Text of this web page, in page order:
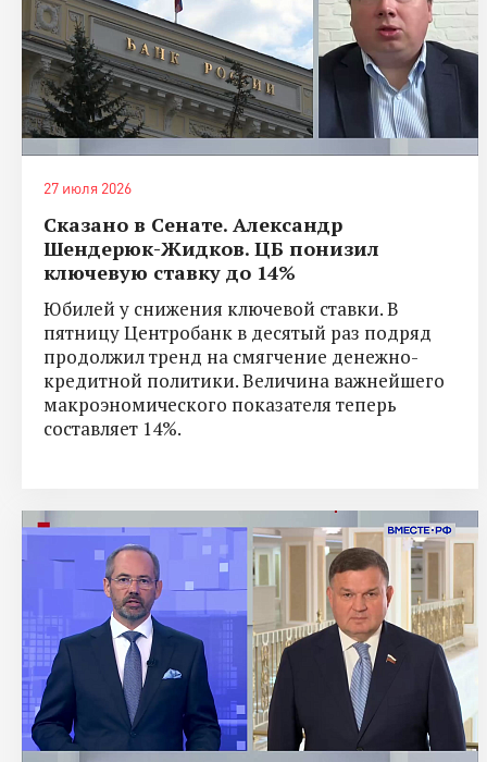
27 июля 2026
Сказано в Сенате. Александр
Шендерюк-Жидков. ЦБ понизил
ключевую ставку до 14%
Юбилей у снижения ключевой ставки. В
пятницу Центробанк в десятый раз подряд
продолжил тренд на смягчение денежно-
кредитной политики. Величина важнейшего
макроэномического показателя теперь
составляет 14%.